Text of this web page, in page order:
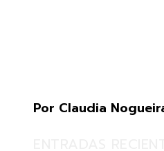
Por Claudia